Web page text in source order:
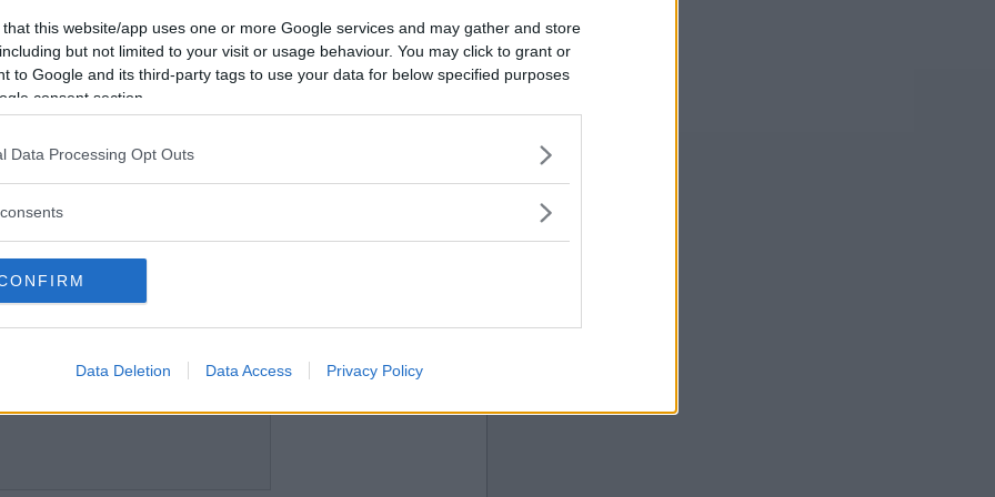
that this website/app uses one or more Google services and may gather and store
but not limited to your visit or usage behaviour. You may click to grant or
to Google and its third-party tags to use your data for below specified purposes
consent section.
Data Processing Opt Outs
Data Deletion Data Access Privacy Policy
Vill du bli
medlem?